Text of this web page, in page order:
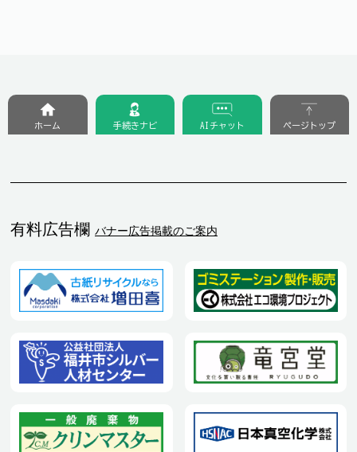
有料広告欄 バナー広告掲載のご案内
ホーム 手続きナビ AIチャット ページトップ